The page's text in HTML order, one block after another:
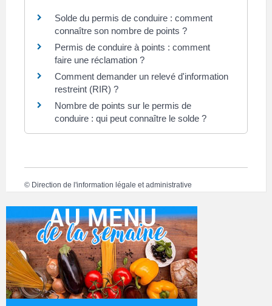
Solde du permis de conduire : comment
connaître son nombre de points ?
Permis de conduire à points : comment
faire une réclamation ?
Comment demander un relevé d'information
restreint (RIR) ?
Nombre de points sur le permis de
conduire : qui peut connaître le solde ?
© Direction de l'information légale et administrative